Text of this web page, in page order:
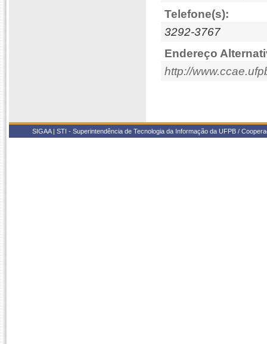
Telefone(s):
3292-3767
Endereço
http://
SIGAA | STI - Superintendência de Tecnologia da Informação da UFPB /